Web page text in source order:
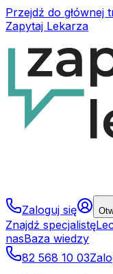
Przejdź do głównej
Zapytaj Lekarza
Zaloguj się
Znajdź specjalistę
nasBaza wiedzy
82 568 10 03